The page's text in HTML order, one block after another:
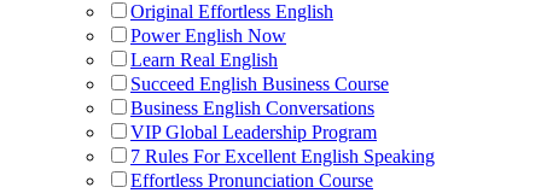
Original Effortless English
Power English Now
Learn Real English
Succeed English Business Course
Business English Conversations
VIP Global Leadership Program
7 Rules For Excellent English Speaking
Effortless Pronunciation Course